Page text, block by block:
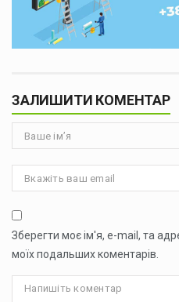
ЗАЛИШИТИ КОМЕНТАР
Зберегти моє ім'я, e-mail, та
моїх подальших коментарів.